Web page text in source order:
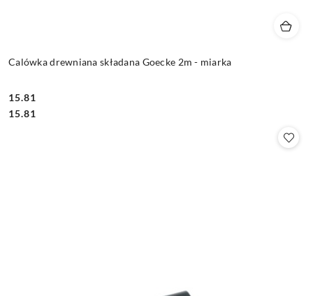
Calówka drewniana składana Goecke 2m - miarka
Cena:
15.81
Cena:
15.81